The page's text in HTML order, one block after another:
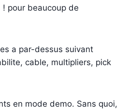
pour beaucoup de
a par-dessus suivant
cable, multipliers, pick
en mode demo. Sans quoi,